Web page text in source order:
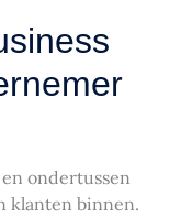
ondertussen
klanten binnen.